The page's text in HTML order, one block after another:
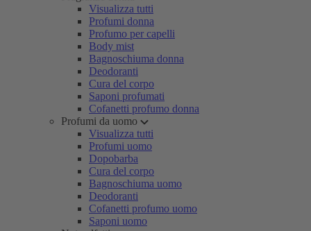
Visualizza tutti
Profumi donna
Profumo per capelli
Body mist
Bagnoschiuma donna
Deodoranti
Cura del corpo
Saponi profumati
Cofanetti profumo donna
Profumi da uomo
Visualizza tutti
Profumi uomo
Dopobarba
Cura del corpo
Bagnoschiuma uomo
Deodoranti
Cofanetti profumo uomo
Saponi uomo